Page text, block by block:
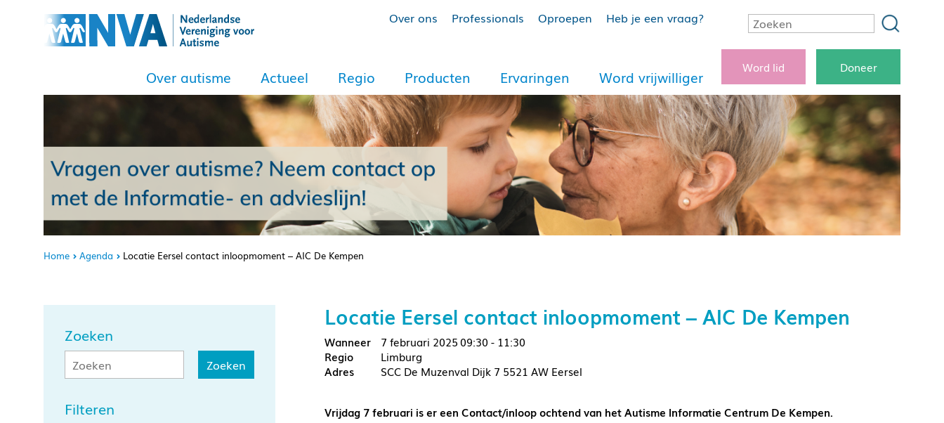
Over ons Professionals Oproepen Heb je een vraag?
Over autisme Actueel Regio Producten Ervaringen Word vrijwilliger
Word lid Doneer
Home Agenda Locatie Eersel contact inloopmoment – AIC De Kempen
Zoeken
Filteren
Locatie Eersel contact inloopmoment – AIC De Kempen
7 februari 2025 09:30 - 11:30
Limburg
SCC De Muzenval Dijk 7 5521 AW Eersel
Vrijdag 7 februari is er een Contact/inloop ochtend van het Autisme Informatie Centrum De Kempen.